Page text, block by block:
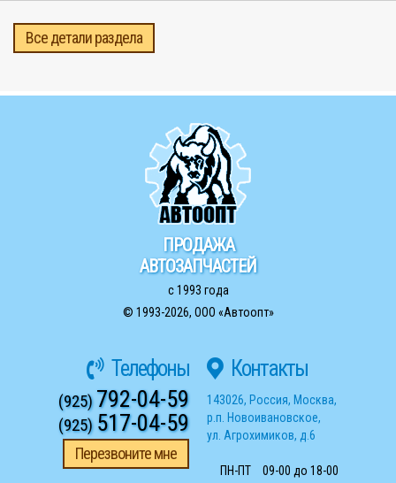
Все детали раздела
ПРОДАЖА
АВТОЗАПЧАСТЕЙ
с 1993 года
© 1993-2026, ООО «Автоопт»
Телефоны
(925)792-04-59
(925) 517-04-59
Перезвоните мне
Контакты
143026, Россия, Москва,
р.п. Новоивановское,
ул. Агрохимиков, д.6
ПН-ПТ 09-00 до 18-00